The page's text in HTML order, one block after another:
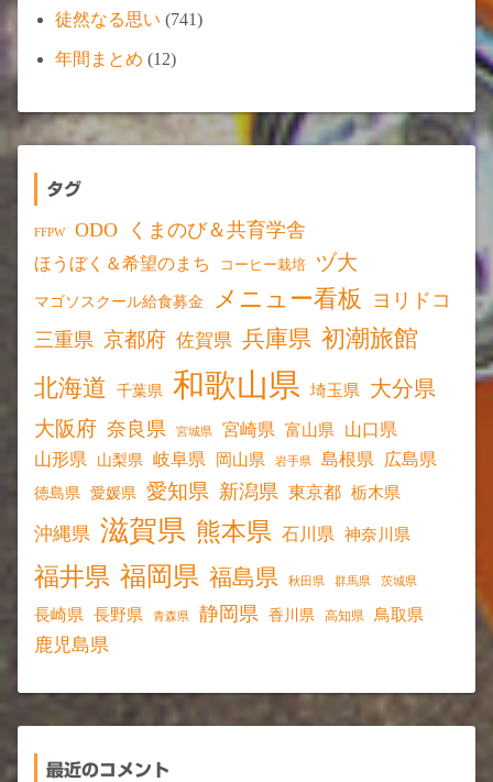
徒然なる思い (741)
年間まとめ (12)
タグ
FFPW ODO くまのび＆共育学舎
ほうぼく＆希望のまち コーヒー栽培 ヅ大
マゴソスクール給食募金 メニュー看板
ヨリドコ
三重県 京都府 佐賀県 兵庫県 初潮旅館
北海道
千葉県 和歌山県 埼玉県 大分県
大阪府 奈良県 宮城県 宮崎県 富山県 山口県
山形県 山梨県 岐阜県 岡山県 岩手県 島根県 広島県
徳島県 愛媛県 愛知県 新潟県 東京都 栃木県
沖縄県 滋賀県 熊本県 石川県 神奈川県
福井県 福岡県 福島県 秋田県 群馬県 茨城県
長崎県 長野県 青森県 静岡県 香川県 高知県 鳥取県
鹿児島県
最近のコメント